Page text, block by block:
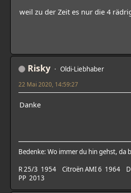
weil zu der Zeit es nur die 4
Risky Oldi-Liebhaber
22 Mai 2020, 14:59:27
Danke
Bedenke: Wo immer du hin gehst, da
R 25/3 1954 Citroën AMI 6 1964
PP 2013